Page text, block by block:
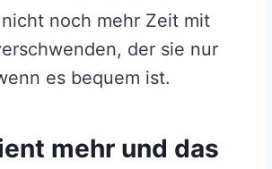
noch mehr Zeit mit
der sie nur
es bequem ist.
mehr und das